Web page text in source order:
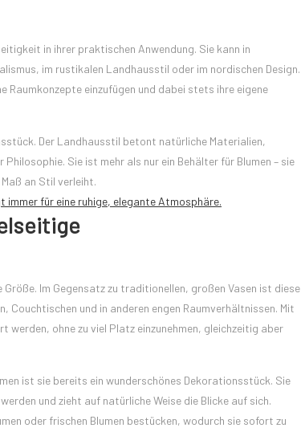
in ihrer praktischen Anwendung. Sie kann in
im rustikalen Landhausstil oder im nordischen Design.
Raumkonzepte einzufügen und dabei stets ihre eigene
Der Landhausstil betont natürliche Materialien,
Sie ist mehr als nur ein Behälter für Blumen – sie
an Stil verleiht.
immer für eine ruhige, elegante Atmosphäre.
Im Gegensatz zu traditionellen, großen Vasen ist diese
und in anderen engen Raumverhältnissen. Mit
ohne zu viel Platz einzunehmen, gleichzeitig aber
ist sie bereits ein wunderschönes Dekorationsstück. Sie
und zieht auf natürliche Weise die Blicke auf sich.
oder frischen Blumen bestücken, wodurch sie sofort zu